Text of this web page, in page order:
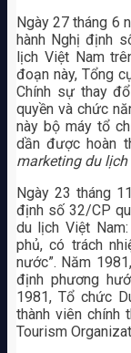
Ngày 27 tháng 6
hành Nghị định
lịch Việt Nam
đoạn này, Tổng
Chính sự thay
quyền và chức
này bộ máy tổ
dần được hoàn
marketing du
Ngày 23 tháng
định số 32/CP
du lịch Việt
phủ, có trách
nước”. Năm
định phương
1981, Tổ chức
thành viên chính
Tourism